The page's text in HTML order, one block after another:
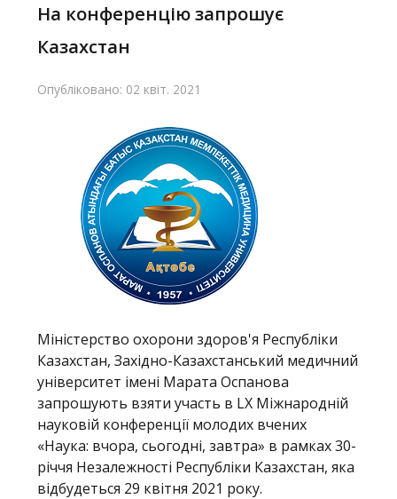
На конференцію запрошує
Казахстан
Опубліковано: 02 квіт. 2021
Міністерство охорони здоров'я Республіки
Казахстан, Західно-Казахстанський медичний
університет імені Марата Оспанова
запрошують взяти участь в LХ Міжнародній
науковій конференції молодих вчених
«Наука: вчора, сьогодні, завтра» в рамках 30-
річчя Незалежності Республіки Казахстан, яка
відбудеться 29 квітня 2021 року.